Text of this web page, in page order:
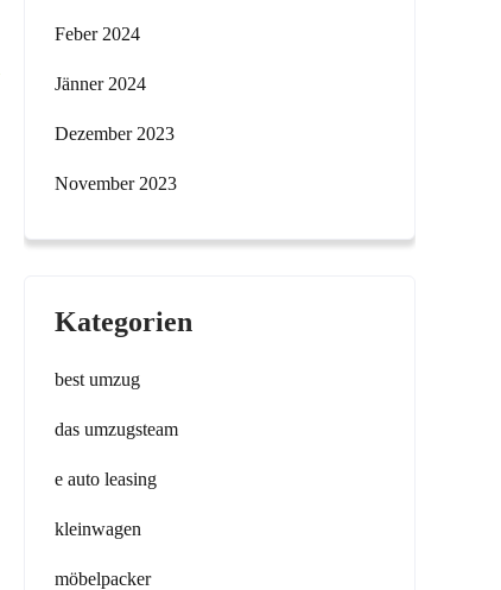
Feber 2024
Jänner 2024
Dezember 2023
November 2023
Kategorien
best umzug
das umzugsteam
e auto leasing
kleinwagen
möbelpacker